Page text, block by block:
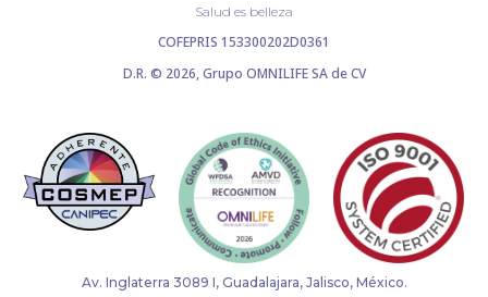
Salud es belleza
COFEPRIS 153300202D0361
D.R. © 2026, Grupo OMNILIFE SA de CV
Av. Inglaterra 3089 I, Guadalajara, Jalisco, México.